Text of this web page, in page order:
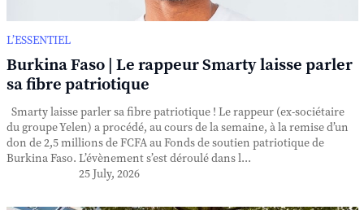
L’ESSENTIEL
Burkina Faso | Le rappeur Smarty laisse parler
sa fibre patriotique
Smarty laisse parler sa fibre patriotique ! Le rappeur (ex-sociétaire
du groupe Yelen) a procédé, au cours de la semaine, à la remise d’un
don de 2,5 millions de FCFA au Fonds de soutien patriotique de
Burkina Faso. L’évènement s’est déroulé dans l...
25 July, 2026